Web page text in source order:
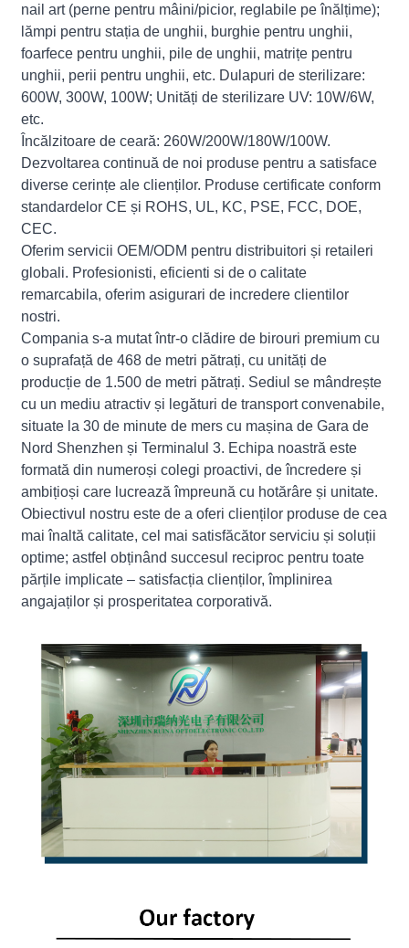
nail art (perne pentru mâini/picior, reglabile pe înălțime);
lămpi pentru stația de unghii, burghie pentru unghii,
foarfece pentru unghii, pile de unghii, matrițe pentru
unghii, perii pentru unghii, etc. Dulapuri de sterilizare:
600W, 300W, 100W; Unități de sterilizare UV: 10W/6W,
etc.
Încălzitoare de ceară: 260W/200W/180W/100W.
Dezvoltarea continuă de noi produse pentru a satisface
diverse cerințe ale clienților. Produse certificate conform
standardelor CE și ROHS, UL, KC, PSE, FCC, DOE,
CEC.
Oferim servicii OEM/ODM pentru distribuitori și retaileri
globali. Profesionisti, eficienti si de o calitate
remarcabila, oferim asigurari de incredere clientilor
nostri.
Compania s-a mutat într-o clădire de birouri premium cu
o suprafață de 468 de metri pătrați, cu unități de
producție de 1.500 de metri pătrați. Sediul se mândrește
cu un mediu atractiv și legături de transport convenabile,
situate la 30 de minute de mers cu mașina de Gara de
Nord Shenzhen și Terminalul 3. Echipa noastră este
formată din numeroși colegi proactivi, de încredere și
ambițioși care lucrează împreună cu hotărâre și unitate.
Obiectivul nostru este de a oferi clienților produse de cea
mai înaltă calitate, cel mai satisfăcător serviciu și soluții
optime; astfel obținând succesul reciproc pentru toate
părțile implicate – satisfacția clienților, împlinirea
angajaților și prosperitatea corporativă.